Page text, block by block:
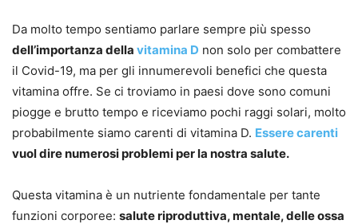
Da molto tempo sentiamo parlare sempre più spesso
dell’importanza della vitamina D non solo per combattere
il Covid-19, ma per gli innumerevoli benefici che questa
vitamina offre. Se ci troviamo in paesi dove sono comuni
piogge e brutto tempo e riceviamo pochi raggi solari, molto
probabilmente siamo carenti di vitamina D. Essere carenti
vuol dire numerosi problemi per la nostra salute.
Questa vitamina è un nutriente fondamentale per tante
funzioni corporee: salute riproduttiva, mentale, delle ossa